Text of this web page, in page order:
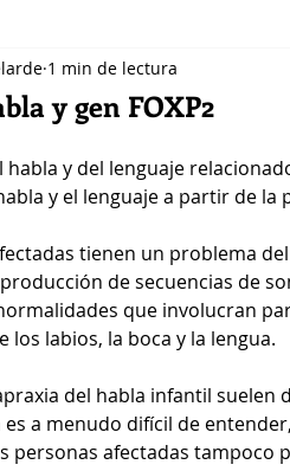
y gen FOXP2
1 min de lectura
y del lenguaje
y el lenguaje a partir de la
tienen un problema
de secuencias de
que involucran
los labios, la boca y la lengua.
del habla infantil
es a menudo difícil de
personas afectadas tampoco